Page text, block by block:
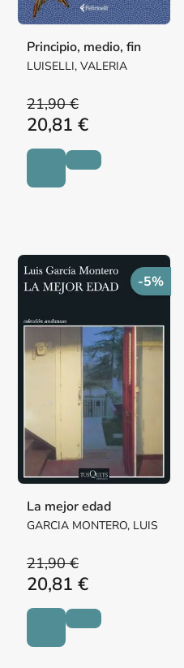
Principio, medio, fin
LUISELLI, VALERIA
21,90 €
20,81 €
-5%
La mejor edad
GARCIA MONTERO, LUIS
21,90 €
20,81 €